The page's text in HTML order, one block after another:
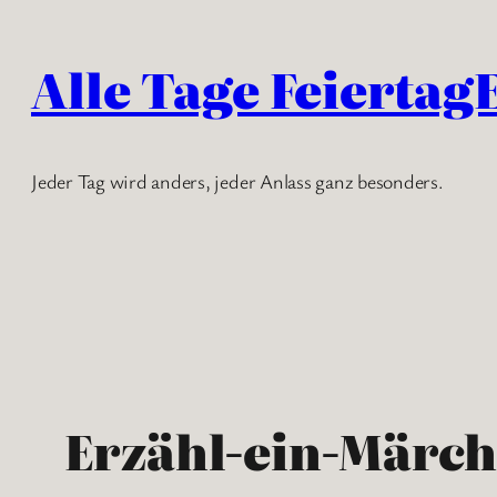
springen
Alle Tage
Jeder Tag wird anders, jeder Anlass ganz besonders.
Erzähl-ein-